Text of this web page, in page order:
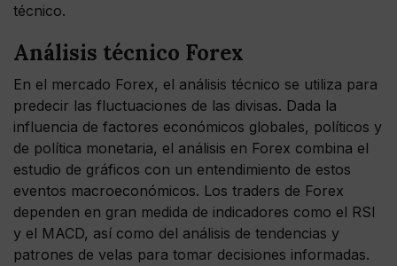
técnico.
Análisis técnico Forex
En el mercado Forex, el análisis técnico se utiliza para
predecir las fluctuaciones de las divisas. Dada la
influencia de factores económicos globales, políticos y
de política monetaria, el análisis en Forex combina el
estudio de gráficos con un entendimiento de estos
eventos macroeconómicos. Los traders de Forex
dependen en gran medida de indicadores como el RSI
y el MACD, así como del análisis de tendencias y
patrones de velas para tomar decisiones informadas.